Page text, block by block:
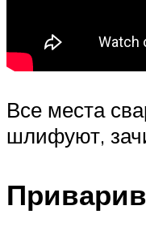
Все места
шлифуют,